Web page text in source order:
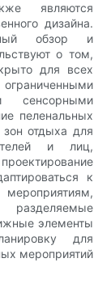
являются
дизайна.
обзор и
о том,
для всех
сенсорными
пеленальных
отдыха для
и лиц,
к
элементы
для
мероприятий